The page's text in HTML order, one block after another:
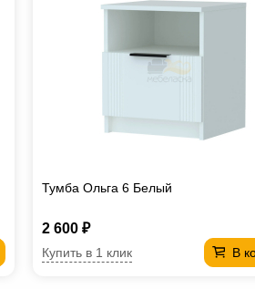
Тумба Ольга 6 Белый
2 600 ₽
В
Купить в 1 клик